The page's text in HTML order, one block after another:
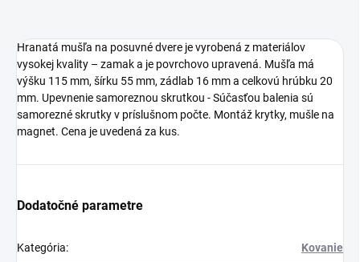
Hranatá mušľa na posuvné dvere je vyrobená z materiálov
vysokej kvality – zamak a je povrchovo upravená. Mušľa má
výšku 115 mm, šírku 55 mm, zádlab 16 mm a celkovú hrúbku 20
mm. Upevnenie samoreznou skrutkou - Súčasťou balenia sú
samorezné skrutky v príslušnom počte. Montáž krytky, mušle na
magnet. Cena je uvedená za kus.
Dodatočné parametre
Kategória: Kovanie